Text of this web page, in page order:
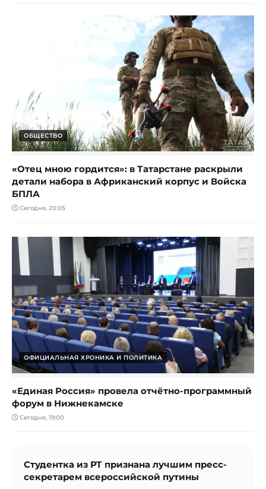
ОБЩЕСТВО
«Отец мною гордится»: в Татарстане раскрыли
детали набора в Африканский корпус и Войска
БПЛА
Сегодня, 20:05
ОФИЦИАЛЬНАЯ ХРОНИКА И ПОЛИТИКА
«Единая Россия» провела отчётно-программный
форум в Нижнекамске
Сегодня, 19:00
Студентка из РТ признана лучшим пресс-
секретарем всероссийской путины